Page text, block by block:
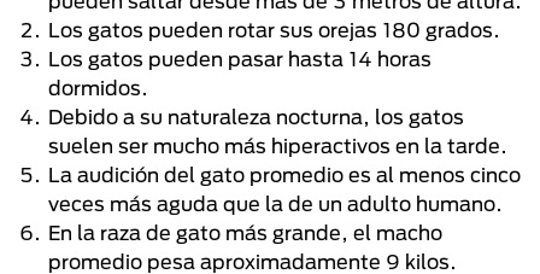
Los gatos pueden rotar sus orejas 180 grados.
Los gatos pueden pasar hasta 14 horas
dormidos.
Debido a su naturaleza nocturna, los gatos
suelen ser mucho más hiperactivos en la tarde.
La audición del gato promedio es al menos cinco
veces más aguda que la de un adulto humano.
En la raza de gato más grande, el macho
promedio pesa aproximadamente 9 kilos.